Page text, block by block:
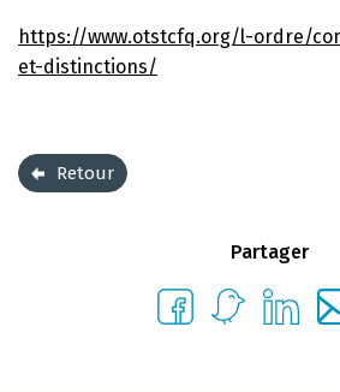
https://www.otstcfq.org/l-ordre/
et-distinctions/
Retour
Partager